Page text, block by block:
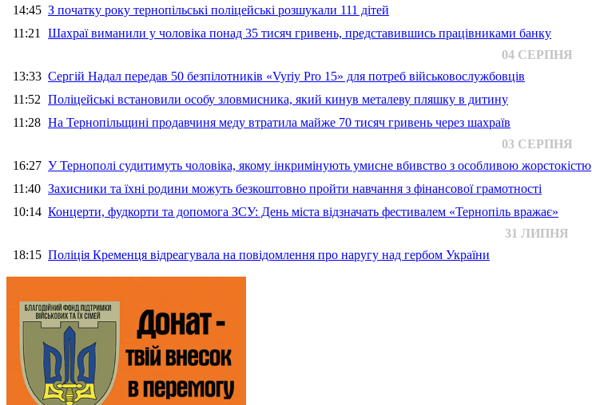
14:45 З початку року тернопільські поліцейські розшукали 111 дітей
11:21 Шахраї виманили у чоловіка понад 35 тисяч гривень, представившись працівниками банку
04 СЕРПНЯ
13:33 Сергій Надал передав 50 безпілотників «Vyriy Pro 15» для потреб військовослужбовців
11:52 Поліцейські встановили особу зловмисника, який кинув металеву пляшку в дитину
11:28 На Тернопільщині продавчиня меду втратила майже 70 тисяч гривень через шахраїв
03 СЕРПНЯ
16:27 У Тернополі судитимуть чоловіка, якому інкримінують умисне вбивство з особливою жорстокістю
11:40 Захисники та їхні родини можуть безкоштовно пройти навчання з фінансової грамотності
10:14 Концерти, фудкорти та допомога ЗСУ: День міста відзначать фестивалем «Тернопіль вражає»
31 ЛИПНЯ
18:15 Поліція Кременця відреагувала на повідомлення про наругу над гербом України